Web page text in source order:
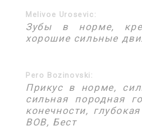
Melivoe Urosevic:
Зубы в норме,
хорошие сильные
Pero Bozinovski:
Прикус в норме,
сильная породная
конечности,
BOB, Бест